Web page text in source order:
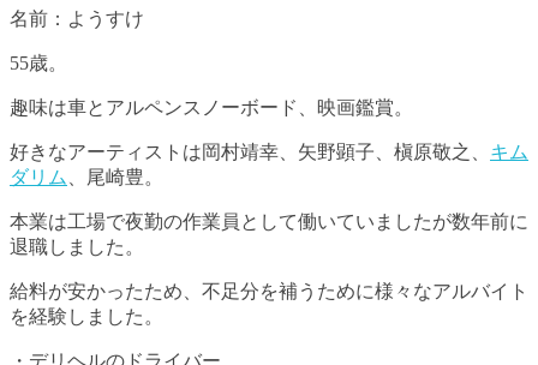
名前：ようすけ
55歳。
趣味は車とアルペンスノーボード、映画鑑賞。
好きなアーティストは岡村靖幸、矢野顕子、槇原敬之、 キム
ダリム
、尾崎豊。
本業は工場で夜勤の作業員として働いていましたが数年前に
退職しました。
給料が安かったため、不足分を補うために様々なアルバイト
を経験しました。
・デリヘルのドライバー